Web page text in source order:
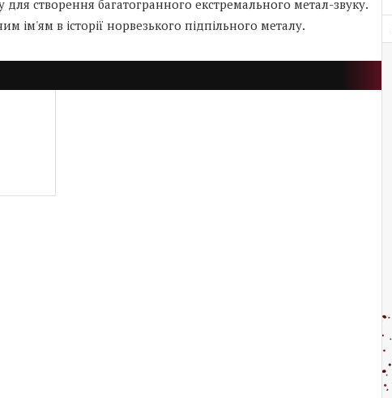
створення багатогранного екстремального метал-звуку.
в історії норвезького підпільного металу.